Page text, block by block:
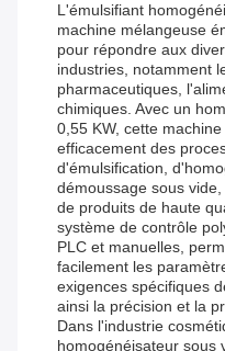
L'émulsifiant
machine mélangeuse
pour répondre aux
industries, notamment
pharmaceutiques,
chimiques. Avec un
0,55 KW, cette
efficacement des
d'émulsification,
démoussage sous
de produits de haute
système de contrôle
PLC et manuelles,
facilement les
exigences spécifiques
ainsi la précision et la
Dans l'industrie
homogénéisateur sous